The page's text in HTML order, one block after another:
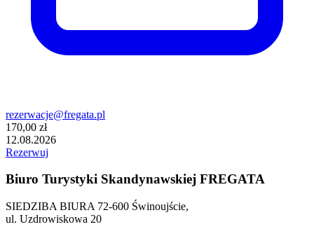
rezerwacje@fregata.pl
170,00 zł
12.08.2026
Rezerwuj
Biuro Turystyki Skandynawskiej FREGATA
SIEDZIBA BIURA 72-600 Świnoujście,
ul. Uzdrowiskowa 20